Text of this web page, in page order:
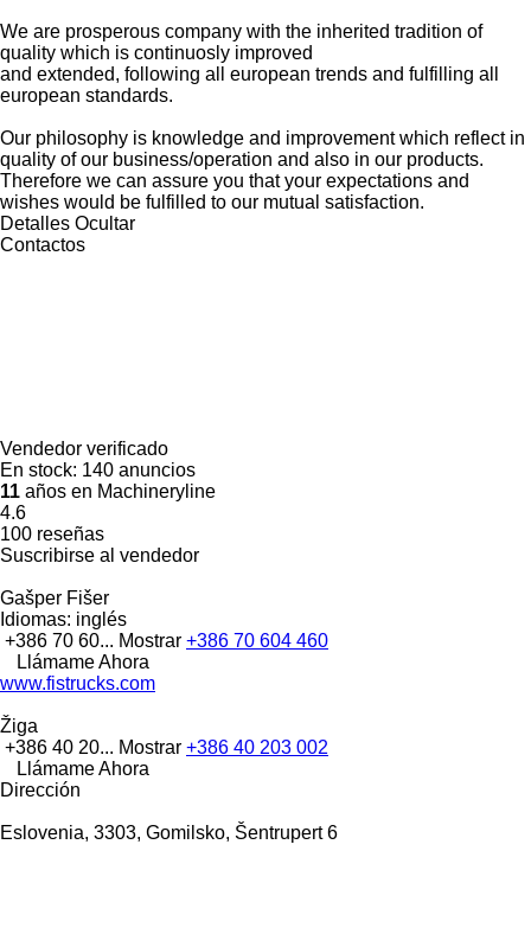
We are prosperous company with the inherited tradition of
quality which is continuosly improved
and extended, following all european trends and fulfilling all
european standards.
Our philosophy is knowledge and improvement which reflect in
quality of our business/operation and also in our products.
Therefore we can assure you that your expectations and
wishes would be fulfilled to our mutual satisfaction.
Detalles Ocultar
Contactos
Vendedor verificado
En stock: 140 anuncios
11 años en Machineryline
4.6
100 reseñas
Suscribirse al vendedor
Gašper Fišer
Idiomas: inglés
+386 70 60... Mostrar +386 70 604 460
Llámame Ahora
www.fistrucks.com
Žiga
+386 40 20... Mostrar +386 40 203 002
Llámame Ahora
Dirección
Eslovenia, 3303, Gomilsko, Šentrupert 6